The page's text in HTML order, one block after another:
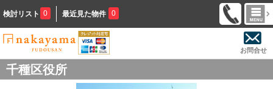
検討リスト 0 最近見た物件 0
お問合せ
千種区役所